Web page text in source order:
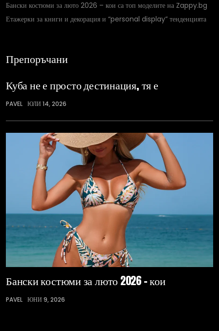
Бански костюми за люто 2026 – кои са топ моделите на Zappy.bg
Етажерки за книги и декорация и “personal display” тенденцията
Препоръчани
Куба не е просто дестинация, тя е
PAVEL ЮЛИ 14, 2026
Бански костюми за люто 2026 – кои
PAVEL ЮНИ 9, 2026